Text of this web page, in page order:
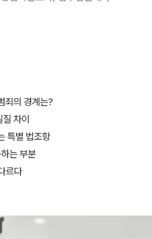
죄의 경계는?
차이
특별 법조항
는 부분
르다